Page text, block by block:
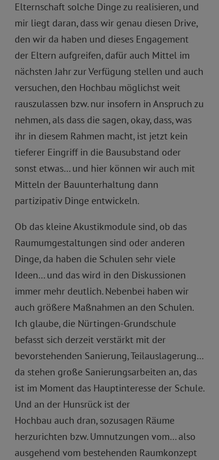
Elternschaft solche Dinge zu realisieren, und
mir liegt daran, dass wir genau diesen Drive,
den wir da haben und dieses Engagement
der Eltern aufgreifen, dafür auch Mittel im
nächsten Jahr zur Verfügung stellen und auch
versuchen, den Hochbau möglichst weit
rauszulassen bzw. nur insofern in Anspruch zu
nehmen, als dass die sagen, okay, dass, was
ihr in diesem Rahmen macht, ist jetzt kein
tieferer Eingriff in die Bausubstand oder
sonst etwas… und hier können wir auch mit
Mitteln der Bauunterhaltung dann
partizipativ Dinge entwickeln.
Ob das kleine Akustikmodule sind, ob das
Raumumgestaltungen sind oder anderen
Dinge, da haben die Schulen sehr viele
Ideen… und das wird in den Diskussionen
immer mehr deutlich. Nebenbei haben wir
auch größere Maßnahmen an den Schulen.
Ich glaube, die Nürtingen-Grundschule
befasst sich derzeit verstärkt mit der
bevorstehenden Sanierung, Teilauslagerung…
da stehen große Sanierungsarbeiten an, das
ist im Moment das Hauptinteresse der Schule.
Und an der Hunsrück ist der
Hochbau auch dran, sozusagen Räume
herzurichten bzw. Umnutzungen vom… also
ausgehend vom bestehenden Raumkonzept